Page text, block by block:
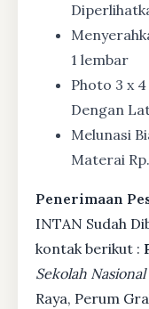
1 lembar
Photo 3 x 4
Dengan
Melunasi
Materai
Penerimaan
INTAN Sudah
kontak berikut :
Sekolah
Raya, Perum